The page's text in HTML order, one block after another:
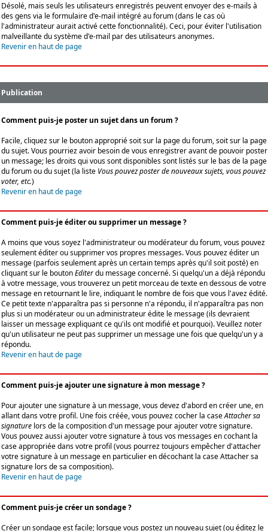
Désolé, mais seuls les utilisateurs enregistrés peuvent envoyer des e-mails à
des gens via le formulaire d'e-mail intégré au forum (dans le cas où
l'administrateur aurait activé cette fonctionnalité). Ceci, pour éviter l'utilisation
malveillante du système d'e-mail par des utilisateurs anonymes.
Revenir en haut de page
Publication
Comment puis-je poster un sujet dans un forum ?
Facile, cliquez sur le bouton approprié soit sur la page du forum, soit sur la page
du sujet. Vous pourriez avoir besoin de vous enregistrer avant de pouvoir poster
un message; les droits qui vous sont disponibles sont listés sur le bas de la page
du forum ou du sujet (la liste Vous pouvez poster de nouveaux sujets, vous pouvez
voter, etc.)
Revenir en haut de page
Comment puis-je éditer ou supprimer un message ?
A moins que vous soyez l'administrateur ou modérateur du forum, vous pouvez
seulement éditer ou supprimer vos propres messages. Vous pouvez éditer un
message (parfois seulement après un certain temps après qu'il soit posté) en
cliquant sur le boutonEditerdu message concerné. Si quelqu'un a déjà répondu
à votre message, vous trouverez un petit morceau de texte en dessous de votre
message en retournant le lire, indiquant le nombre de fois que vous l'avez édité.
Ce petit texte n'apparaîtra pas si personne n'a répondu, il n'apparaîtra pas non
plus si un modérateur ou un administrateur édite le message (ils devraient
laisser un message expliquant ce qu'ils ont modifié et pourquoi). Veuillez noter
qu'un utilisateur ne peut pas supprimer un message une fois que quelqu'un y a
répondu.
Revenir en haut de page
Comment puis-je ajouter une signature à mon message ?
Pour ajouter une signature à un message, vous devez d'abord en créer une, en
allant dans votre profil. Une fois créée, vous pouvez cocher la caseAttacher sa
signature lors de la composition d'un message pour ajouter votre signature.
Vous pouvez aussi ajouter votre signature à tous vos messages en cochant la
case appropriée dans votre profil (vous pourrez toujours empêcher d'attacher
votre signature à un message en particulier en décochant la case Attacher sa
signature lors de sa composition).
Revenir en haut de page
Comment puis-je créer un sondage ?
Créer un sondage est facile; lorsque vous postez un nouveau sujet (ou éditez le